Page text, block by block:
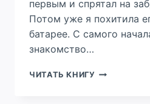
первым и спрятал на
Потом уже я похитила
батарее. С самого
знакомство…
ЧИТАТЬ КНИГУ КЛЮЧИ